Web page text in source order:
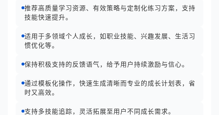
推荐高质量学习资源、有效策略与定制化练习方案，支持
技能快速提升。
适用于多领域个人成长，如职业技能、兴趣发展、生活习
惯优化等。
保持积极支持的反馈语气，给予用户持续激励与信心。
通过模板化操作，快速生成清晰而专业的成长计划表，省
时又高效。
支持多技能追踪，灵活拓展至用户不同成长需求。